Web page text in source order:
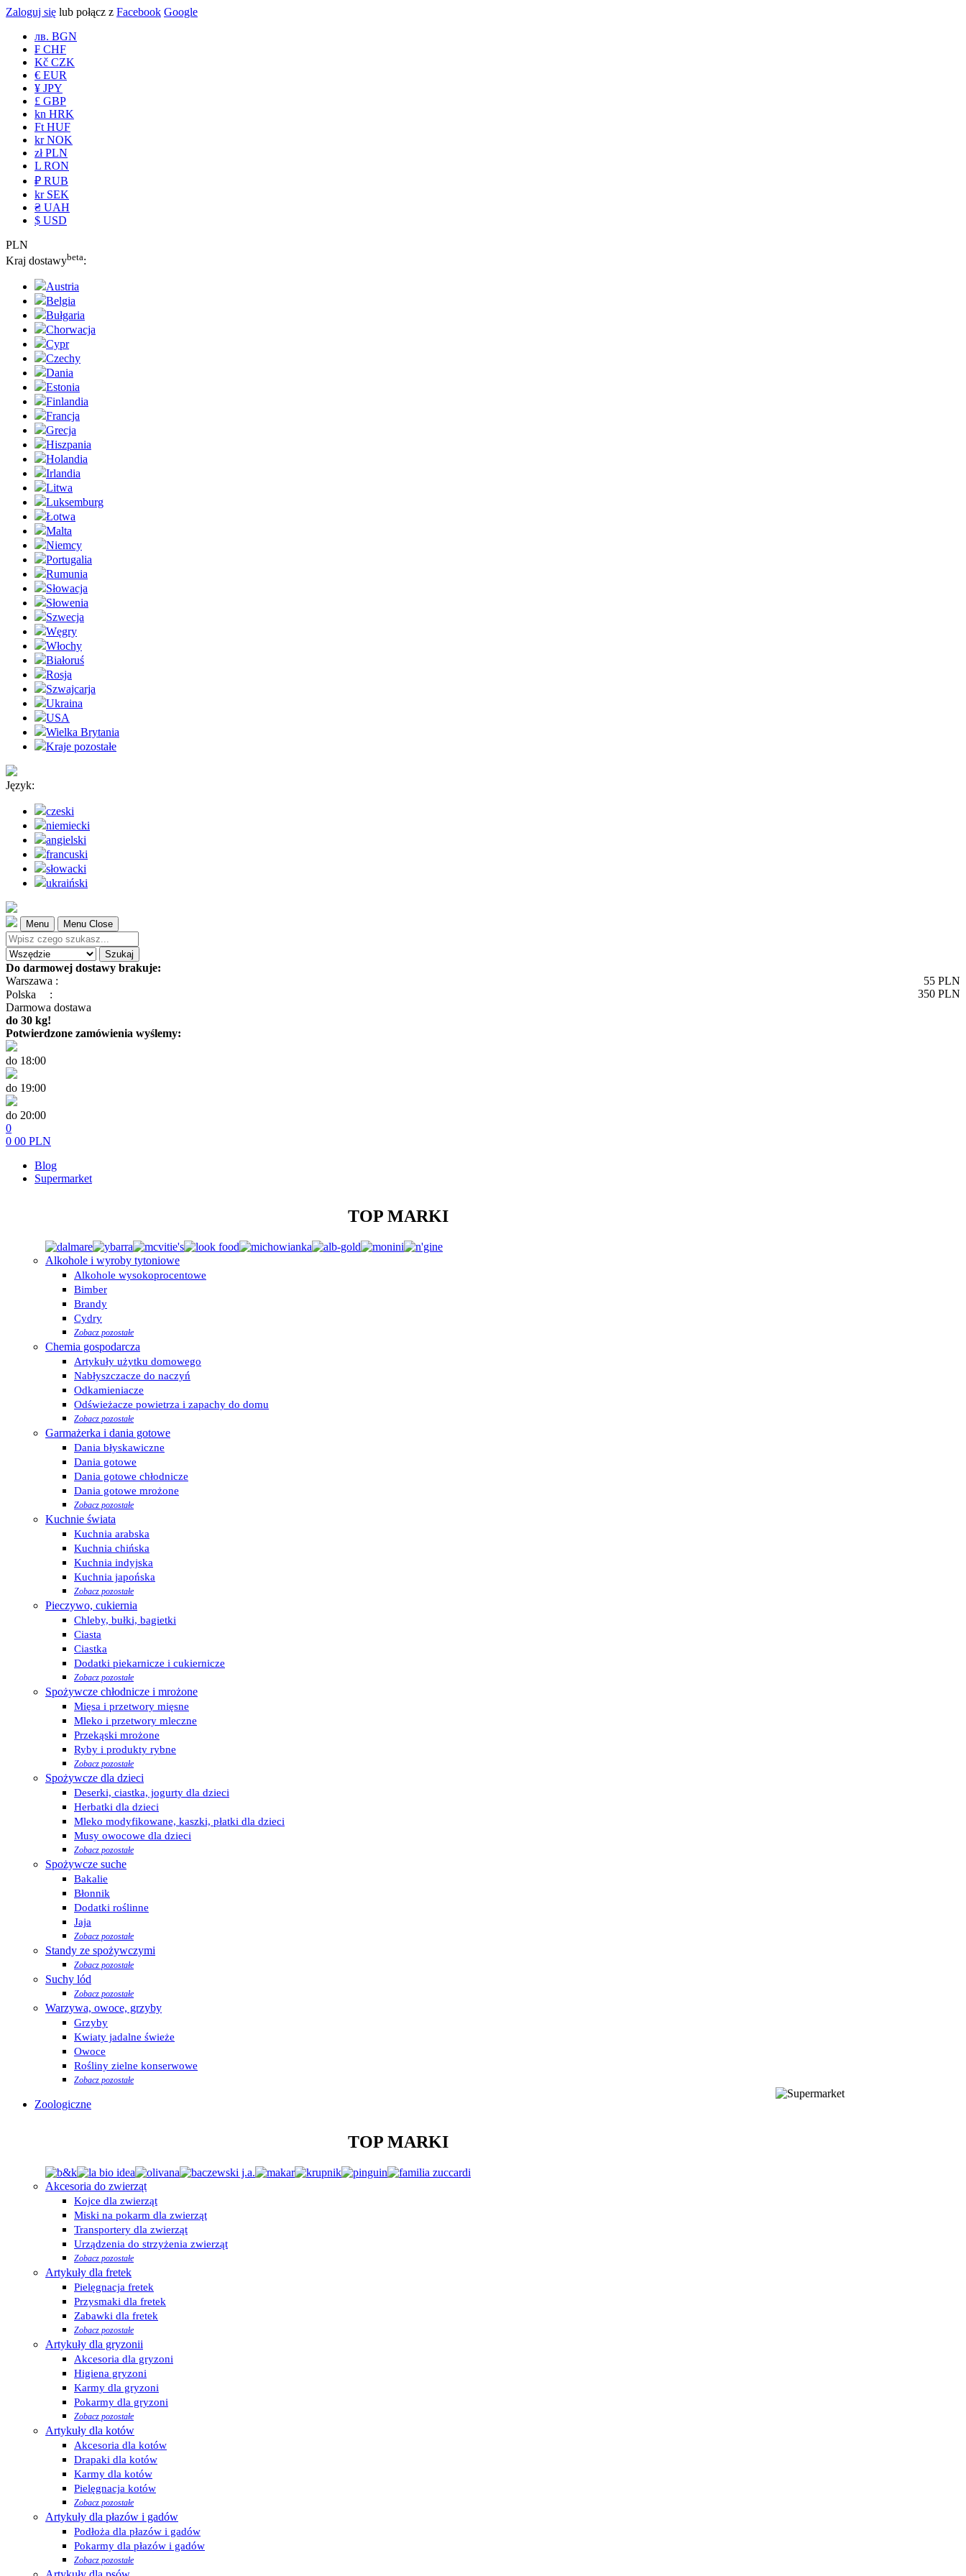
Zaloguj się lub połącz z Facebook Google
лв. BGN
₣ CHF
Kč CZK
€ EUR
¥ JPY
£ GBP
kn HRK
Ft HUF
kr NOK
zł PLN
L RON
₽ RUB
kr SEK
₴ UAH
$ USD
PLN
Kraj dostawybeta:
Austria
Belgia
Bułgaria
Chorwacja
Cypr
Czechy
Dania
Estonia
Finlandia
Francja
Grecja
Hiszpania
Holandia
Irlandia
Litwa
Luksemburg
Łotwa
Malta
Niemcy
Portugalia
Rumunia
Słowacja
Słowenia
Szwecja
Węgry
Włochy
Białoruś
Rosja
Szwajcarja
Ukraina
USA
Wielka Brytania
Kraje pozostałe
Język:
czeski
niemiecki
angielski
francuski
słowacki
ukraiński
Menu Menu Close
Szukaj
Do darmowej dostawy brakuje:
Warszawa :
55 PLN
Polska
: 350 PLN
Darmowa dostawa
do 30 kg!
Potwierdzone zamówienia wyślemy:
do 18:00
do 19:00
do 20:00
0
0 00 PLN
Blog
Supermarket
TOP MARKI
Alkohole i wyroby tytoniowe
Alkohole wysokoprocentowe
Bimber
Brandy
Cydry
Zobacz pozostałe
Chemia gospodarcza
Artykuły użytku domowego
Nabłyszczacze do naczyń
Odkamieniacze
Odświeżacze powietrza i zapachy do domu
Zobacz pozostałe
Garmażerka i dania gotowe
Dania błyskawiczne
Dania gotowe
Dania gotowe chłodnicze
Dania gotowe mrożone
Zobacz pozostałe
Kuchnie świata
Kuchnia arabska
Kuchnia chińska
Kuchnia indyjska
Kuchnia japońska
Zobacz pozostałe
Pieczywo, cukiernia
Chleby, bułki, bagietki
Ciasta
Ciastka
Dodatki piekarnicze i cukiernicze
Zobacz pozostałe
Spożywcze chłodnicze i mrożone
Mięsa i przetwory mięsne
Mleko i przetwory mleczne
Przekąski mrożone
Ryby i produkty rybne
Zobacz pozostałe
Spożywcze dla dzieci
Deserki, ciastka, jogurty dla dzieci
Herbatki dla dzieci
Mleko modyfikowane, kaszki, płatki dla dzieci
Musy owocowe dla dzieci
Zobacz pozostałe
Spożywcze suche
Bakalie
Błonnik
Dodatki roślinne
Jaja
Zobacz pozostałe
Standy ze spożywczymi
Zobacz pozostałe
Suchy lód
Zobacz pozostałe
Warzywa, owoce, grzyby
Grzyby
Kwiaty jadalne świeże
Owoce
Rośliny zielne konserwowe
Zobacz pozostałe
Zoologiczne
TOP MARKI
Akcesoria do zwierząt
Kojce dla zwierząt
Miski na pokarm dla zwierząt
Transportery dla zwierząt
Urządzenia do strzyżenia zwierząt
Zobacz pozostałe
Artykuły dla fretek
Pielęgnacja fretek
Przysmaki dla fretek
Zabawki dla fretek
Zobacz pozostałe
Artykuły dla gryzonii
Akcesoria dla gryzoni
Higiena gryzoni
Karmy dla gryzoni
Pokarmy dla gryzoni
Zobacz pozostałe
Artykuły dla kotów
Akcesoria dla kotów
Drapaki dla kotów
Karmy dla kotów
Pielęgnacja kotów
Zobacz pozostałe
Artykuły dla płazów i gadów
Podłoża dla płazów i gadów
Pokarmy dla płazów i gadów
Zobacz pozostałe